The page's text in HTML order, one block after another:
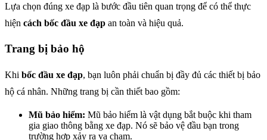
Lựa chọn đúng xe đạp là bước đầu tiên quan trọng để có thể thực
hiện cách bốc đầu xe đạp an toàn và hiệu quả.
Trang bị bảo hộ
Khi bốc đầu xe đạp, bạn luôn phải chuẩn bị đầy đủ các thiết bị bảo
hộ cá nhân. Những trang bị cần thiết bao gồm:
Mũ bảo hiểm: Mũ bảo hiểm là vật dụng bắt buộc khi tham
gia giao thông bằng xe đạp. Nó sẽ bảo vệ đầu bạn trong
trường hợp xảy ra va chạm.